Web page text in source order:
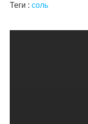
Теги : соль